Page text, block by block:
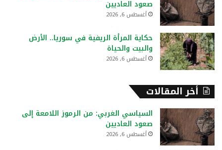
صعود العاديين
أغسطس 6, 2026
حكاية المرأة الريفية في سوريا.. الأرض
والبيت والحياة
أغسطس 6, 2026
أخر المقالات
السياسي الغربي: من الرموز اللامعة إلى
صعود العاديين
أغسطس 6, 2026